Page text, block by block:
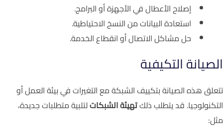
إصلاح الأعطال في الأجهزة أو البرامج.
استعادة البيانات من النسخ الاحتياطية.
حل مشاكل الاتصال أو انقطاع الخدمة.
الصيانة التكيفية
تتعلق هذه الصيانة بتكييف الشبكة مع التغيرات في بيئة العمل أو
التكنولوجيا. قد يتطلب ذلكتهيئة الشبكاتلتلبية متطلبات جديدة،
مثل: